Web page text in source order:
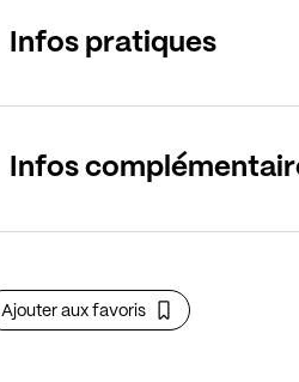
Infos pratiques
Infos
Ajouter aux favoris